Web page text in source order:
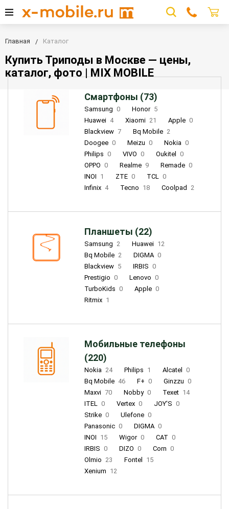
Главная Каталог
Купить Триподы в Москве — цены,
каталог, фото | MIX MOBILE
Смартфоны (73)
Samsung 0 Honor 5
Huawei 4 Xiaomi 21 Apple 0
Blackview 7 Bq Mobile 2
Doogee 0 Meizu 0 Nokia 0
Philips 0 VIVO 0 Oukitel
0
OPPO 0 Realme 9 Remade 0
INOI 1 ZTE 0 TCL 0
Infinix 4 Tecno 18 Coolpad 2
Планшеты (22)
Samsung 2 Huawei 12
Bq Mobile 2 DIGMA 0
Blackview 5 IRBIS 0
Prestigio 0 Lenovo 0
TurboKids 0 Apple 0
Ritmix 1
Мобильные телефоны
(220)
Nokia 24 Philips 1 Alcatel
0
Bq Mobile 46 F+ 0 Ginzzu 0
Maxvi 70 Nobby 0 Texet 14
ITEL 0 Vertex 0 JOY'S 0
Strike 0 Ulefone 0
Panasonic 0 DIGMA 0
INOI 15 Wigor 0 CAT 0
IRBIS 0 DIZO 0 Corn 0
Olmio 23 Fontel
15
Xenium 12